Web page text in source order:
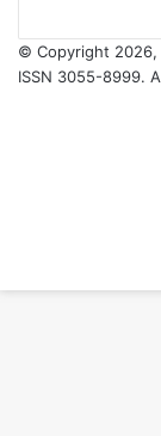
© Copyright 2026,
ISSN 3055-8999.